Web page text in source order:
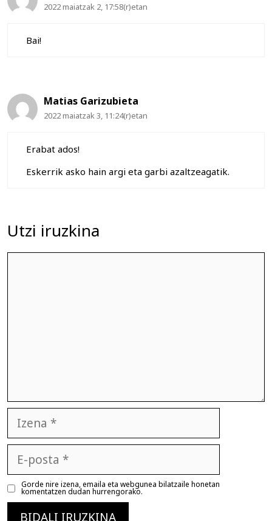
2022 maiatzak 2, 17:58(r)etan
Bai!
Matias Garizubieta
2022 maiatzak 3, 11:24(r)etan
Erabat ados!
Eskerrik asko hain argi eta garbi azaltzeagatik.
Utzi iruzkina
posta
Gorde nire izena, emaila eta webgunea bilatzaile honetan
komentatzen dudan hurrengorako.